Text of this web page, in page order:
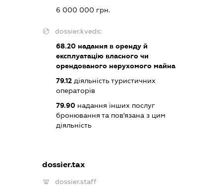
6 000 000 грн.
dossier.kveds:
68.20 надання в оренду й
експлуатацію власного чи
орендованого нерухомого майна
79.12 діяльність туристичних
операторів
79.90 надання інших послуг
бронювання та пов'язана з цим
діяльність
dossier.tax
dossier.staff